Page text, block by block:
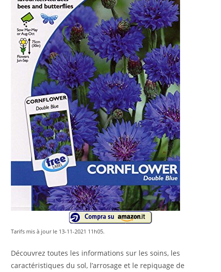
Tarifs mis à jour le 13-11-2021 11h05.
Découvrez toutes les informations sur les soins, les
caractéristiques du sol, l’arrosage et le repiquage de